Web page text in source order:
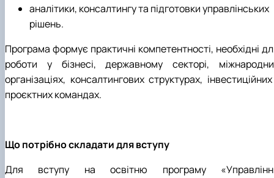
аналітики, консалтингу та підготовки управлінських
рішень.
Програма формує практичні компетентності, необхідні
роботи у бізнесі, державному секторі,
організаціях, консалтингових структурах, інвестиційних
проєктних командах.
Що потрібно складати для вступу
Для вступу на освітню програму